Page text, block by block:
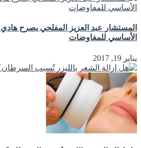
المستشار عبد العزيز المفلحي يصرح
الأساسي للمفاوضات
يناير 19, 2017